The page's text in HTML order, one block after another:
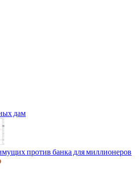
дам
против банка для миллионеров